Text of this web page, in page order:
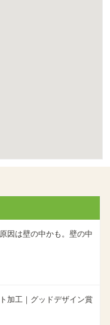
因は壁の中かも。壁の中
加工｜グッドデザイン賞